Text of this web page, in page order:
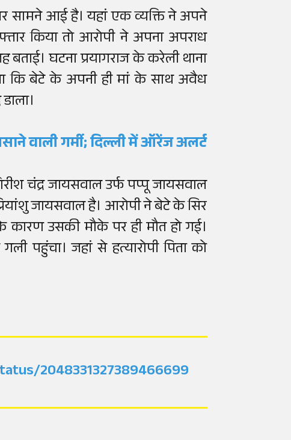
सामने आई है। यहां एक व्यक्ति ने अपने
किया तो आरोपी ने अपना अपराध
घटना प्रयागराज के करेली थाना
कि बेटे के अपनी ही मां के साथ अवैध
वाली गर्मी; दिल्ली में ऑरेंज अलर्ट
चंद्र जायसवाल उर्फ पप्पू जायसवाल
जायसवाल है। आरोपी ने बेटे के सिर
उसकी मौके पर ही मौत हो गई।
पहुंचा। जहां से हत्यारोपी पिता को
2048331327389466699